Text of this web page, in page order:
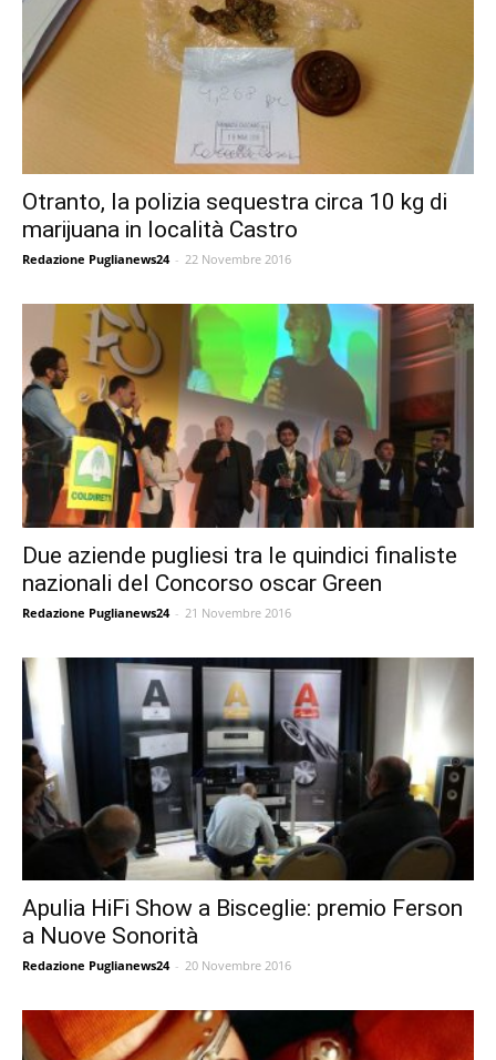
Otranto, la polizia sequestra circa 10 kg di
marijuana in località Castro
Redazione Puglianews24 - 22 Novembre 2016
Due aziende pugliesi tra le quindici finaliste
nazionali del Concorso oscar Green
Redazione Puglianews24 - 21 Novembre 2016
Apulia HiFi Show a Bisceglie: premio Ferson
a Nuove Sonorità
Redazione Puglianews24 - 20 Novembre 2016